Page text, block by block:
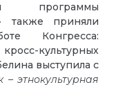
программы
также приняли
Конгресса:
культурных
выступила с
этнокультурная